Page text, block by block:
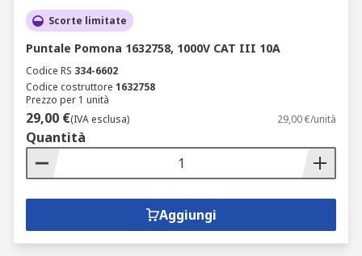
Scorte limitate
Puntale Pomona 1632758, 1000V CAT III 10A
Codice RS 334-6602
Codice costruttore 1632758
Prezzo per 1 unità
29,00 €(IVA esclusa) 29,00 €/unità
Quantità
Aggiungi